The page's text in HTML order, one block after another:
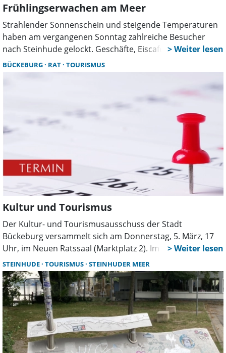
Frühlingserwachen am Meer
Strahlender Sonnenschein und steigende Temperaturen
haben am vergangenen Sonntag zahlreiche Besucher
nach Steinhude gelockt. Geschäfte, Eiscafés und
Restaurants hatten, sofern kein Wechsel anstand, wieder
geöffnet und luden zum Verweilen ein.
BÜCKEBURG RAT TOURISMUS
Kultur und Tourismus
Der Kultur- und Tourismusausschuss der Stadt
Bückeburg versammelt sich am Donnerstag, 5. März, 17
Uhr, im Neuen Ratssaal (Marktplatz 2). Im öffentlichen Teil
geht es unter anderem um Zuschüsse für die
Weckbatterie Wölpinghausen und das Faust Theater
Open-Air. Zudem wird über den Musikschulvertrag,
Kulturpreis-Nominierungen, Veranstaltungen 2026, LAGA-
Touristinfo und die neuen Enzo Bänke-Standorte
gesprochen. Wie immer gibt es eine Bürgerfragestunde.
STEINHUDE TOURISMUS STEINHUDER MEER